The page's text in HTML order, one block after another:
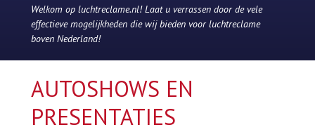
Welkom op luchtreclame.nl! Laat u verrassen door de vele
effectieve mogelijkheden die wij bieden voor luchtreclame
boven Nederland!
AUTOSHOWS EN
PRESENTATIES